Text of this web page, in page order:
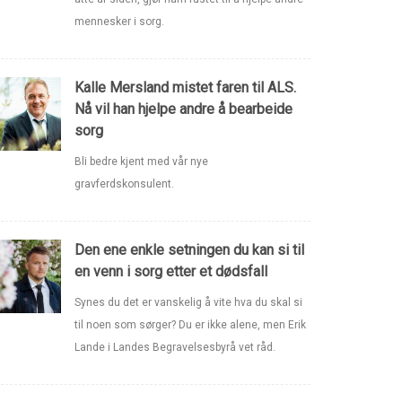
mennesker i sorg.
Kalle Mersland mistet faren til ALS.
Nå vil han hjelpe andre å bearbeide
sorg
Bli bedre kjent med vår nye
gravferdskonsulent.
Den ene enkle setningen du kan si til
en venn i sorg etter et dødsfall
Synes du det er vanskelig å vite hva du skal si
til noen som sørger? Du er ikke alene, men Erik
Lande i Landes Begravelsesbyrå vet råd.